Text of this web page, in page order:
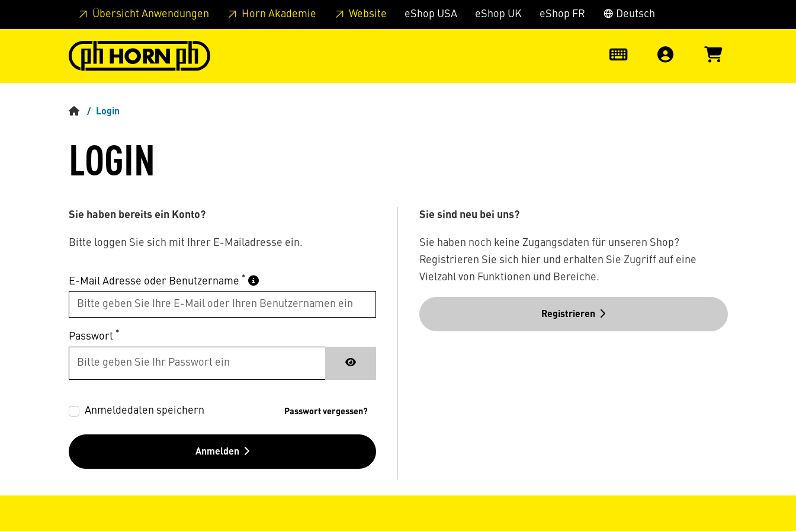
Springe zu Hauptinhalt Springe zum Header Springe zum Footer Springe zum Hauptmenu Springe zur Suche
Übersicht Anwendungen Horn Akademie Website eShop USA eShop UK eShop FR Deutsch
Login
LOGIN
Sie haben bereits ein Konto?
Bitte loggen Sie sich mit Ihrer E-Mailadresse ein.
E-Mail Adresse oder Benutzername *
Passwort *
Anmeldedaten speichern Passwort vergessen?
Anmelden
Sie sind neu bei uns?
Sie haben noch keine Zugangsdaten für unseren Shop?
Registrieren Sie sich hier und erhalten Sie Zugriff auf eine
Vielzahl von Funktionen und Bereiche.
Registrieren